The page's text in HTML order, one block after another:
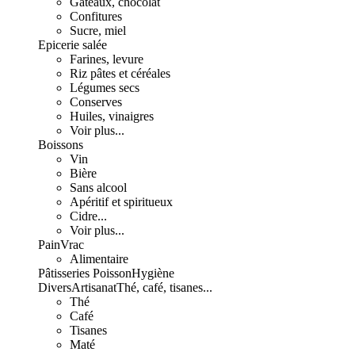
Confitures
Sucre, miel
Epicerie salée
Farines, levure
Riz pâtes et céréales
Légumes secs
Conserves
Huiles, vinaigres
Voir plus...
Boissons
Vin
Bière
Sans alcool
Apéritif et spiritueux
Cidre...
Voir plus...
PainVrac
Alimentaire
Pâtisseries PoissonHygiène
DiversArtisanatThé, café, tisanes...
Thé
Café
Tisanes
Maté